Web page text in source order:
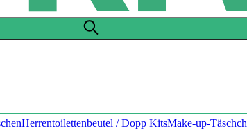
Herrentoilettenbeutel / Dopp KitsMake-up-